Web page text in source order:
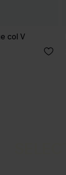
col V